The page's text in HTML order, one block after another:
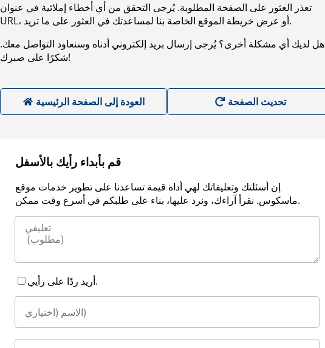
تعذر العثور على الصفحة المطلوبة. يُرجى التحقق من أي أخطاء إملائية في عنوان
URL، أو عرض خريطة الموقع الخاصة بنا لمساعدتك في العثور على ما تريد.
هل لديك أي مشكلة أخرى؟ يُرجى إرسال بريد إلكتروني أدناه وسنعاود التواصل معك.
شكرًا على صبرك!
العودة إلى الصفحة الرئيسية
قم بأبداء رأيك بالأسفل
إن أسئلتك وتعليقاتك لهي أداة قيمة تساعدنا على تطوير خدمات موقع
ماسكوس. نقرأ آراءك، ونرد عليها، بناء على طلبكم في أسرع وقت ممكن.
أريد ردًا على رأيي.